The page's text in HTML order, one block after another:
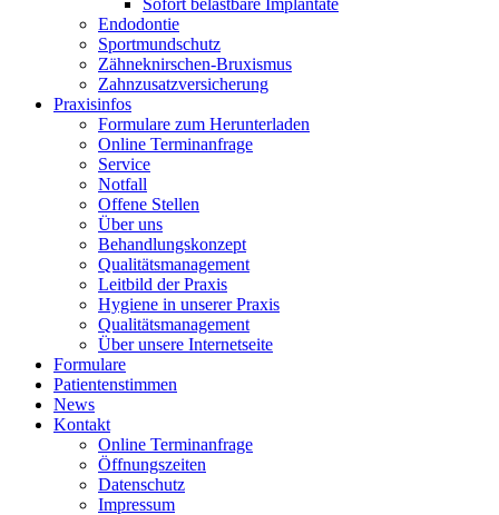
Sofort belastbare Implantate
Endodontie
Sportmundschutz
Zähneknirschen-Bruxismus
Zahnzusatzversicherung
Praxisinfos
Formulare zum Herunterladen
Online Terminanfrage
Service
Notfall
Offene Stellen
Über uns
Behandlungskonzept
Qualitätsmanagement
Leitbild der Praxis
Hygiene in unserer Praxis
Qualitätsmanagement
Über unsere Internetseite
Formulare
Patientenstimmen
News
Kontakt
Online Terminanfrage
Öffnungszeiten
Datenschutz
Impressum